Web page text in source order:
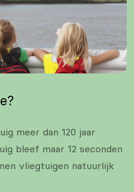
meer dan 120 jaar
bleef maar 12 seconden
vliegtuigen natuurlijk